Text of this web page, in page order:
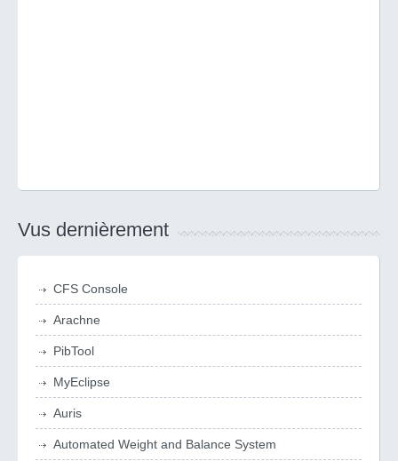
Vus dernièrement
CFS Console
Arachne
PibTool
MyEclipse
Auris
Automated Weight and Balance System